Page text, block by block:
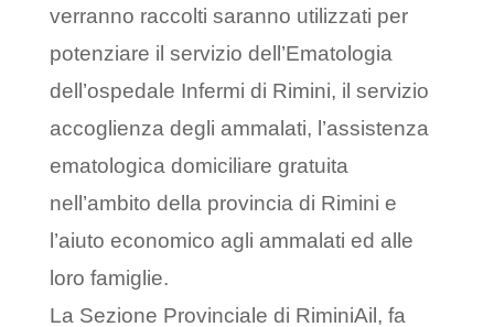
verranno raccolti saranno utilizzati per
potenziare il servizio dell’Ematologia
dell’ospedale Infermi di Rimini, il servizio
accoglienza degli ammalati, l’assistenza
ematologica domiciliare gratuita
nell’ambito della provincia di Rimini e
l’aiuto economico agli ammalati ed alle
loro famiglie.
La Sezione Provinciale di RiminiAil, fa